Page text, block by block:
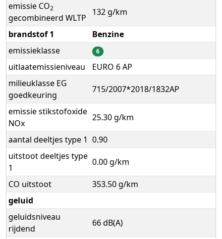
emissie CO2
gecombineerd WLTP
132 g/km
brandstof 1
Benzine
emissieklasse
6
uitlaatemissieniveau
EURO 6 AP
milieuklasse EG
goedkeuring
715/2007*2018/1832AP
emissie stikstofoxide
NOx
25.30 g/km
aantal deeltjes type 1 0.90
uitstoot deeltjes type
1
0.00 g/km
CO uitstoot
353.50 g/km
geluid
geluidsniveau
rijdend
66 dB(A)